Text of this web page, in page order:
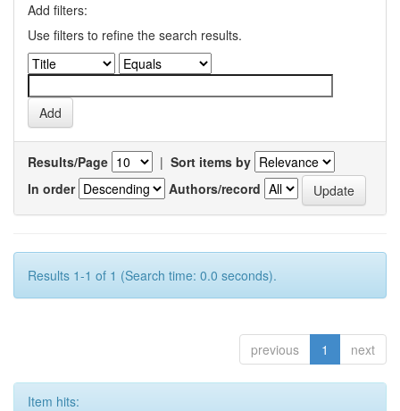
Add filters:
Use filters to refine the search results.
Results/Page | Sort items by
In order
Authors/record
Results 1-1 of 1 (Search time: 0.0 seconds).
previous 1 next
Item hits: